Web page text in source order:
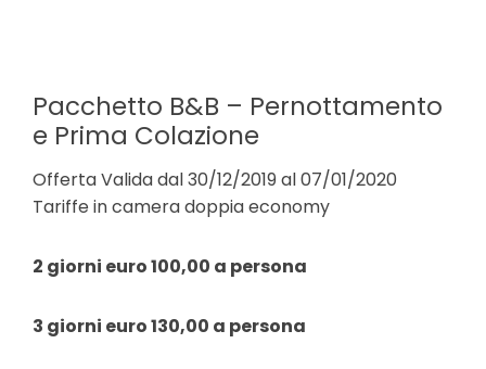
Pacchetto B&B – Pernottamento
e Prima Colazione
Offerta Valida dal 30/12/2019 al 07/01/2020
Tariffe in camera doppia economy
2 giorni euro 100,00 a persona
3 giorni euro 130,00 a persona